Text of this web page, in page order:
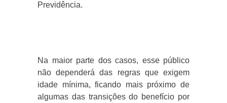
Previdência.
Na maior parte dos casos, esse público
não dependerá das regras que exigem
idade mínima, ficando mais próximo de
algumas das transições do benefício por